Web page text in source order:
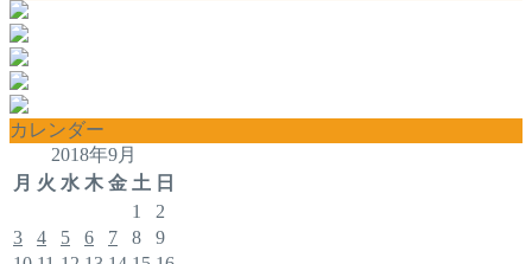
カレンダー
2018年9月
月 火 水 木 金 土 日
1
2
3
4 5 6 7 8
9